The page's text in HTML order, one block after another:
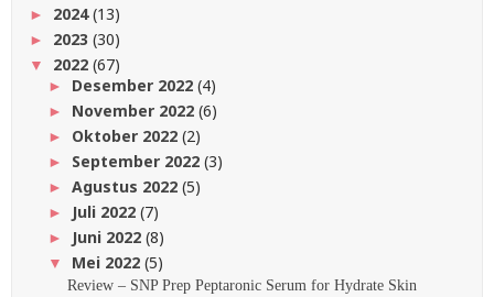
► 2024(13)
► 2023 (30)
▼ 2022 (67)
► Desember 2022 (4)
► November 2022 (6)
► Oktober 2022 (2)
► September 2022 (3)
► Agustus 2022 (5)
► Juli 2022 (7)
► Juni 2022 (8)
▼ Mei 2022 (5)
Review – SNP Prep Peptaronic Serum for Hydrate Skin